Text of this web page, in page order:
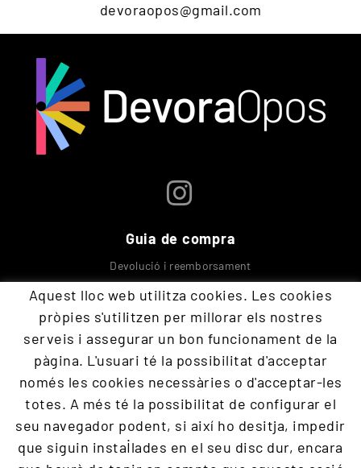
devoraopos@gmail.com
Guia de compra
Devolució i reemborsament
Seguretat Protecció a compradors
Enviaments
Contacta amb nosaltres
+34 609 894 293
devoraopos@gmail.com
Aquest lloc web utilitza cookies. Les cookies
pròpies s'utilitzen per millorar els nostres
serveis i assegurar un bon funcionament de la
pàgina. L'usuari té la possibilitat d'acceptar
només les cookies necessàries o d'acceptar-les
totes. A més té la possibilitat de configurar el
seu navegador podent, si així ho desitja, impedir
que siguin instal·lades en el seu disc dur, encara